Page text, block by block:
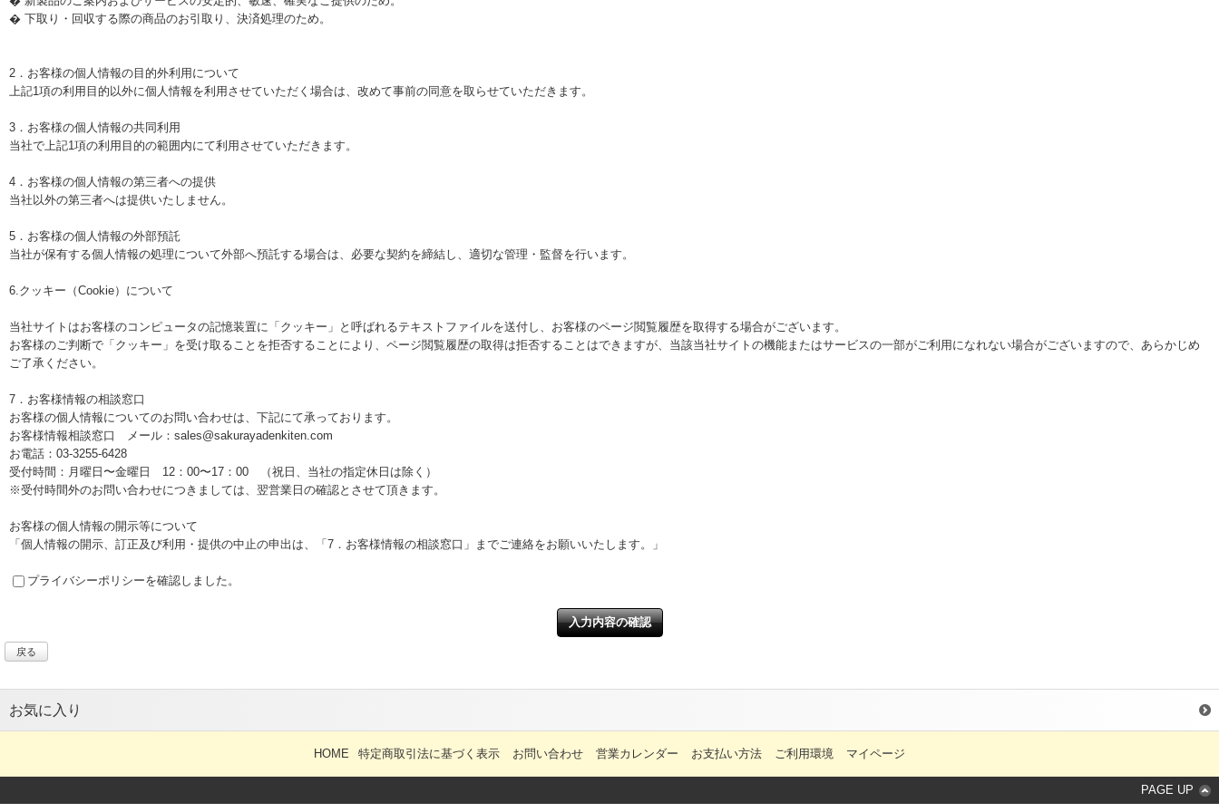
� 下取り・回収する際の商品のお引取り、決済処理のため。
2．お客様の個人情報の目的外利用について
上記1項の利用目的以外に個人情報を利用させていただく場合は、改めて事前の同意を取らせていただきます。
3．お客様の個人情報の共同利用
当社で上記1項の利用目的の範囲内にて利用させていただきます。
4．お客様の個人情報の第三者への提供
当社以外の第三者へは提供いたしません。
5．お客様の個人情報の外部預託
当社が保有する個人情報の処理について外部へ預託する場合は、必要な契約を締結し、適切な管理・監督を行います。
6.クッキー（Cookie）について
当社サイトはお客様のコンピュータの記憶装置に「クッキー」と呼ばれるテキストファイルを送付し、お客様のページ閲覧履歴を取得する場合がございます。
お客様のご判断で「クッキー」を受け取ることを拒否することにより、ページ閲覧履歴の取得は拒否することはできますが、当該当社サイトの機能またはサービスの一部がご利用になれない場合がございますので、あらかじめ
ご了承ください。
7．お客様情報の相談窓口
お客様の個人情報についてのお問い合わせは、下記にて承っております。
お客様情報相談窓口 メール：sales@sakurayadenkiten.com
お電話：03-3255-6428
受付時間：月曜日〜金曜日 12：00〜17：00 （祝日、当社の指定休日は除く）
※受付時間外のお問い合わせにつきましては、翌営業日の確認とさせて頂きます。
お客様の個人情報の開示等について
「個人情報の開示、訂正及び利用・提供の中止の申出は、「7．お客様情報の相談窓口」までご連絡をお願いいたします。」
プライバシーポリシーを確認しました。
戻る
お気に入り
HOME 特定商取引法に基づく表示 お問い合わせ 営業カレンダー お支払い方法 ご利用環境 マイページ
PAGE UP